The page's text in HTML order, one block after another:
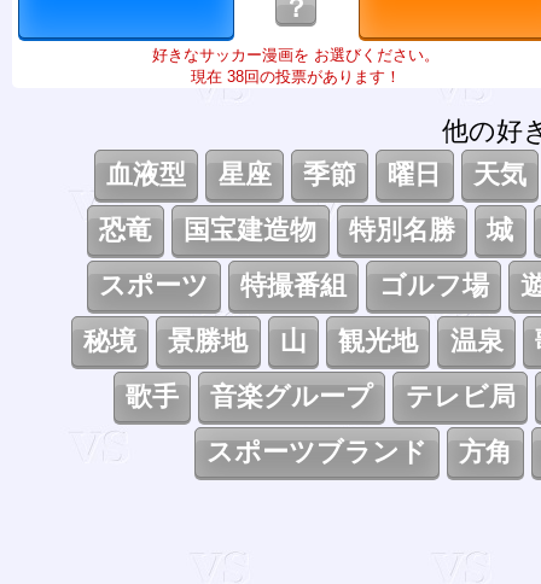
？
好きなサッカー漫画を お選びください。
現在 38回の投票があります！
他の好
血液型
星座 季節 曜日
天気
恐竜
国宝建造物 特別名勝
城
スポーツ
特撮番組 ゴルフ場
秘境
景勝地 山 観光地 温泉
歌手
音楽グループ
テレビ局
スポーツブランド
方角